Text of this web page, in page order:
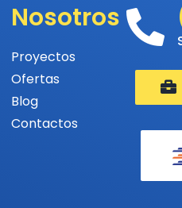
Nosotros
Proyectos
Ofertas
Blog
Contactos